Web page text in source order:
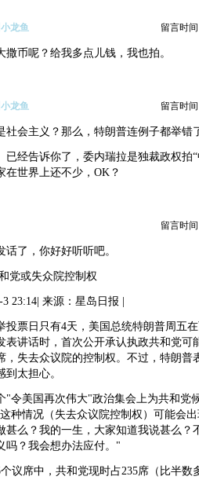
龙鱼 留言时间
撒币呢？给我多点儿钱，我也拍。
龙鱼 留言时间
社会主义？那么，特朗普连例子都举错
已经告诉你了，委内瑞拉是独裁政权拍
在世界上还不少，OK？
留言时间
话了，你好好听听吧。
党或失众院控制权
23:14| 来源：星岛日报 |
票日只有4天，美国总统特朗普周五在
表讲话时，首次公开承认执政共和党可
，失去众议院的控制权。不过，特朗普
太担心。
美国再次伟大"政治集会上为共和党
种情况（失去众议院控制权）可能会
甚么？我的一生，大家知道我说甚么？
吗？我会想办法应付。"
席中，共和党现时占235席（比半数